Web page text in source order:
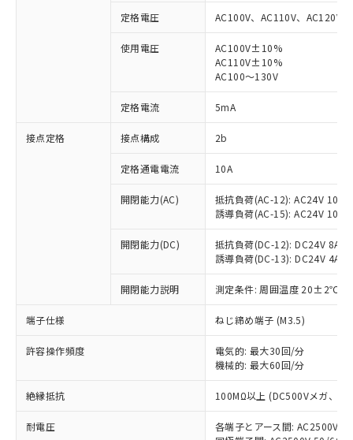
定格電圧 AC100V、AC110V、AC120V
使用電圧
AC100V±10%
AC110V±10%
AC100～130V
定格電流 5mA
接点定格 接点構成 2b
定格通電電流 10A
開閉能力(AC)
抵抗負荷(AC-12): AC24V 10A/
誘導負荷(AC-15): AC24V
開閉能力(DC)
抵抗負荷(DC-12): DC24V 8A/
誘導負荷(DC-13): DC24V 4A/
開閉能力説明 測定条件: 周囲温度 20±2℃、
端子仕様 ねじ締め端子 (M3.5)
許容操作頻度
電気的: 最大30回/分
機械的: 最大60回/分
絶縁抵抗 100MΩ以上 (DC500Vメガ、点
耐電圧
各端子とアース間: AC2500V
ご利用条件
以下の条件をお読みいただき、同意のうえ
本サービスは、当社制御機器事業取扱
商品の当社在庫状況および標準価格
(税抜)を提供させていただくもので
当社制御機器事業取扱商品の中には、
本サービスの対象外となる商品もある
ことをご了承ください。
在庫状況および標準価格照会結果は、
記載している更新日時点での社内デー
タに基づき作成されるものであり、閲
準価格とは異なる場合があることをご
対応済み：EU RoHS指令（10物質）の
非含有に対応した製品が提供可能な商品で
対応予定：EU RoHS指令（10物質）の非含
有に対応した製品に切り替える予定のある
対応予定なし：EU RoHS指令（10物質）の
非含有に非対応の商品で、対応品を出す予
調査・確認中：EU RoHS指令（10物質）の
非含有の対応状況を調査中または確認中の
非該当品：ライセンス料など無形物で、有
害物質有無と関係のない商品です。
仕入先様の事情により、非含有部品として
いたものが、含有品と判明した場合などや
むを得ず変更することがあります。
*EU RoHS指令（10物質）：
鉛(Pb) 1000ppm以下、 水銀(Hg) 1000ppm以下、 カド
六価クロム(Cr(Ⅵ)) 1000ppm以下、ポリ臭化ビフェニル
「○」：最大均質材料含有率が中国RoHSの
基準値以下であることを示します。
「×」：最大均質材料含有率が中国RoHSの
基準値を超えていることを示します。
「－」：未確認です。当社販売部門へお問
当社は、これら貴社製品のうち、外国
為替および外国貿易法に定める商品
（以下｢規制貨物等」という）を輸出
または国外への提供する場合は、日本
国政府の輸出許可(または役務取引許
可)を取得するなどの必要な手続きを